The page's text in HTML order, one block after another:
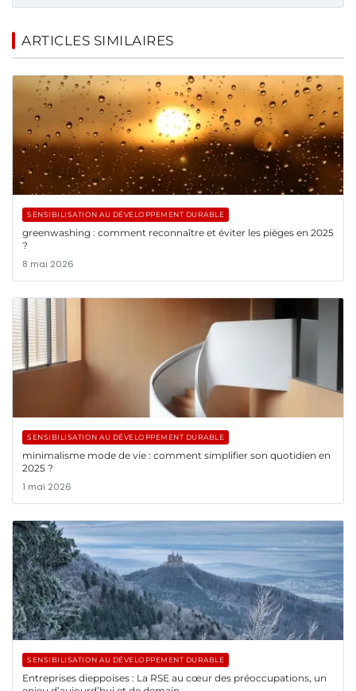
ARTICLES SIMILAIRES
SENSIBILISATION AU DÉVELOPPEMENT DURABLE
greenwashing : comment reconnaître et éviter les pièges en 2025
?
8 mai 2026
SENSIBILISATION AU DÉVELOPPEMENT DURABLE
minimalisme mode de vie : comment simplifier son quotidien en
2025 ?
1 mai 2026
SENSIBILISATION AU DÉVELOPPEMENT DURABLE
Entreprises dieppoises : La RSE au cœur des préoccupations, un